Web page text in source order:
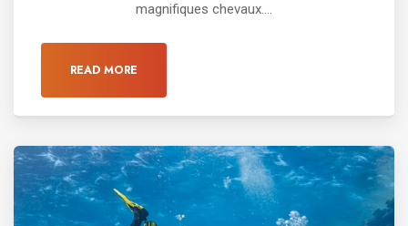
magnifiques chevaux....
READ MORE